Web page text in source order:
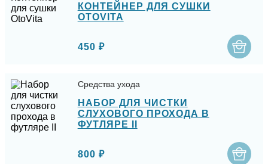
КОНТЕЙНЕР ДЛЯ СУШКИ
OTOVITA
450 ₽
Средства ухода
НАБОР ДЛЯ ЧИСТКИ
СЛУХОВОГО ПРОХОДА В
ФУТЛЯРЕ II
800 ₽